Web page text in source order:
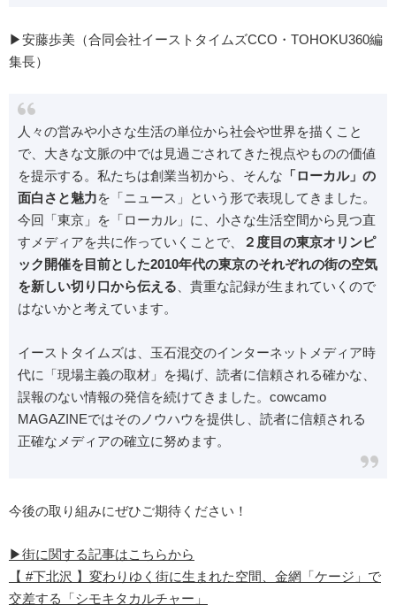
▶︎安藤歩美（合同会社イーストタイムズCCO・TOHOKU360編
集長）
人々の営みや小さな生活の単位から社会や世界を描くこと
で、大きな文脈の中では見過ごされてきた視点やものの価値
を提示する。私たちは創業当初から、そんな 「ローカル」の
面白さと魅力を「ニュース」という形で表現してきました。
今回「東京」を「ローカル」に、小さな生活空間から見つ直
すメディアを共に作っていくことで、
２度目の東京オリンピ
ック開催を目前とした2010年代の東京のそれぞれの街の空気
を新しい切り口から伝える 、貴重な記録が生まれていくので
はないかと考えています。
イーストタイムズは、玉石混交のインターネットメディア時
代に「現場主義の取材」を掲げ、読者に信頼される確かな、
誤報のない情報の発信を続けてきました。cowcamo
MAGAZINEではそのノウハウを提供し、読者に信頼される
正確なメディアの確立に努めます。
今後の取り組みにぜひご期待ください！
▶︎街に関する記事はこちらから
【 #下北沢 】変わりゆく街に生まれた空間、金網「ケージ」で
交差する「シモキタカルチャー」